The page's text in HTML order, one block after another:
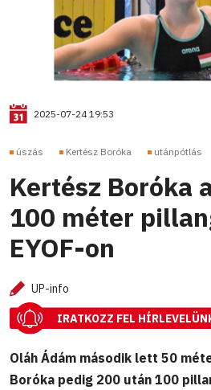
2025-07-24 19:53
úszás Kertész Boróka utánpótlás
Kertész Boróka
100 méter
EYOF-on
UP-info
IRATKOZZ FEL
Oláh Ádám második lett 50
Boróka pedig 200 után 100